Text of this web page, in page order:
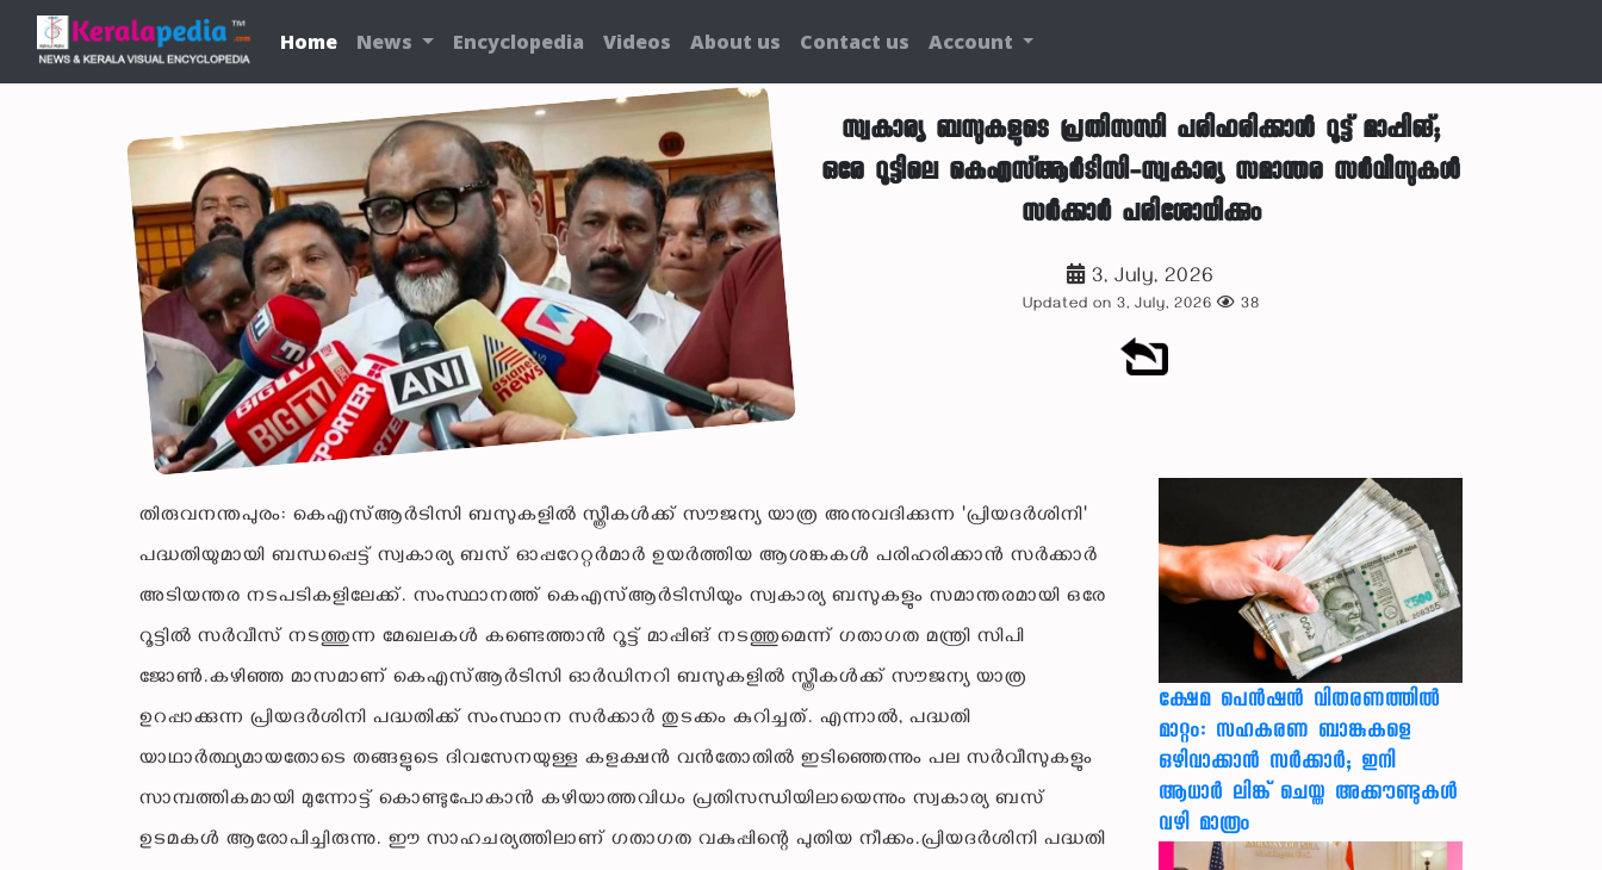
Home News Encyclopedia Videos About us Contact us Account
സ്വകാര്യ ബസുകളുടെ പ്രതിസന്ധി പരിഹരിക്കാൻ റൂട്ട് മാപ്പിങ്;
ഒരേ റൂട്ടിലെ കെഎസ്ആർടിസി-സ്വകാര്യ സമാന്തര സർവീസുകൾ
സർക്കാർ പരിശോധിക്കും
3, July, 2026
Updated on 3, July, 2026 38
തിരുവനന്തപുരം: കെഎസ്ആർടിസി ബസുകളിൽ സ്ത്രീകൾക്ക് സൗജന്യ യാത്ര അനുവദിക്കുന്ന 'പ്രിയദർശിനി'
പദ്ധതിയുമായി ബന്ധപ്പെട്ട് സ്വകാര്യ ബസ് ഓപ്പറേറ്റർമാർ ഉയർത്തിയ ആശങ്കകൾ പരിഹരിക്കാൻ സർക്കാർ
അടിയന്തര നടപടികളിലേക്ക്. സംസ്ഥാനത്ത് കെഎസ്ആർടിസിയും സ്വകാര്യ ബസുകളും സമാന്തരമായി ഒരേ
റൂട്ടിൽ സർവീസ് നടത്തുന്ന മേഖലകൾ കണ്ടെത്താൻ റൂട്ട് മാപ്പിങ് നടത്തുമെന്ന് ഗതാഗത മന്ത്രി സിപി
ജോൺ.കഴിഞ്ഞ മാസമാണ് കെഎസ്ആർടിസി ഓർഡിനറി ബസുകളിൽ സ്ത്രീകൾക്ക് സൗജന്യ യാത്ര
ഉറപ്പാക്കുന്ന പ്രിയദർശിനി പദ്ധതിക്ക് സംസ്ഥാന സർക്കാർ തുടക്കം കുറിച്ചത്. എന്നാൽ, പദ്ധതി
യാഥാർത്ഥ്യമായതോടെ തങ്ങളുടെ ദിവസേനയുള്ള കളക്ഷൻ വൻതോതിൽ ഇടിഞ്ഞെന്നും പല സർവീസുകളും
സാമ്പത്തികമായി മുന്നോട്ട് കൊണ്ടുപോകാൻ കഴിയാത്തവിധം പ്രതിസന്ധിയിലായെന്നും സ്വകാര്യ ബസ്
ഉടമകൾ ആരോപിച്ചിരുന്നു. ഈ സാഹചര്യത്തിലാണ് ഗതാഗത വകുപ്പിന്റെ പുതിയ നീക്കം.പ്രിയദർശിനി പദ്ധതി
ക്ഷേമ പെൻഷൻ വിതരണത്തിൽ
മാറ്റം: സഹകരണ ബാങ്കുകളെ
ഒഴിവാക്കാൻ സർക്കാർ; ഇനി
ആധാർ ലിങ്ക് ചെയ്ത അക്കൗണ്ടുകൾ
വഴി മാത്രം